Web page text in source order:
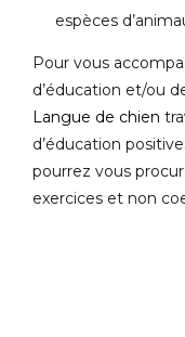
espèces
Pour vous
d’éducation et/ou
Langue de chien
d’éducation
pourrez vous
exercices et non